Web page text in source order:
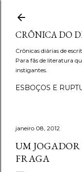
CRÔNICA DO
Crônicas diárias de
Para fãs de literatura
instigantes.
ESBOÇOS E
janeiro 08, 2012
UM
FRAGA